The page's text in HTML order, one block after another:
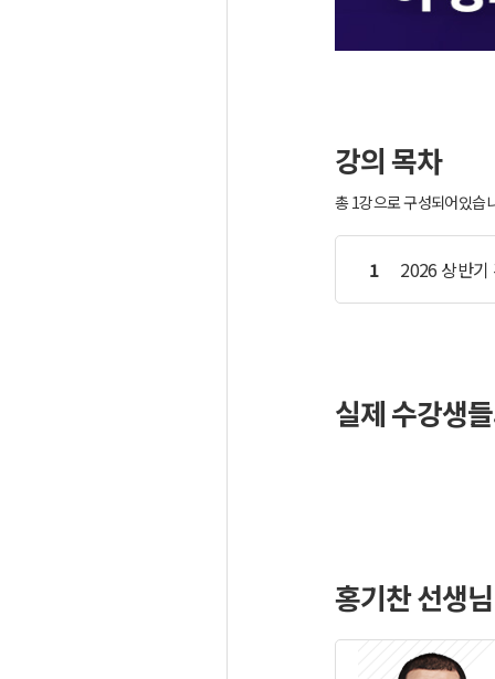
강의 목차
총 1강으로 구성되어있습
1 2026 상반기
실제 수강생
홍기찬 선생